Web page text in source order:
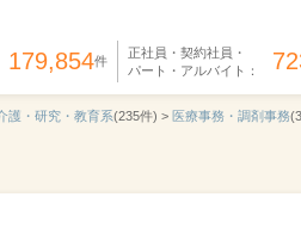
179,854件
正社員・契約社員・
パート・アルバイト：
護・研究・教育系(235件) > 医療事務・調剤事務